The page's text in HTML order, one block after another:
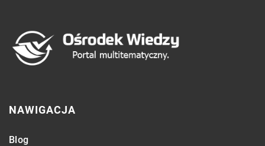
NAWIGACJA
Blog